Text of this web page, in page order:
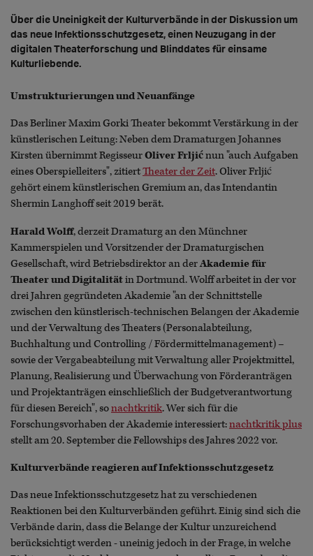
Über die Uneinigkeit der Kulturverbände in der Diskussion um
das neue Infektionsschutzgesetz, einen Neuzugang in der
digitalen Theaterforschung und Blinddates für einsame
Kulturliebende.
Umstrukturierungen und Neuanfänge
Das Berliner Maxim Gorki Theater bekommt Verstärkung in der
künstlerischen Leitung: Neben dem Dramaturgen Johannes
Kirsten übernimmt RegisseurOliver Frljićnun "auch Aufgaben
eines Oberspielleiters", zitiertTheater der Zeit. Oliver Frljić
gehört einem künstlerischen Gremium an, das Intendantin
Shermin Langhoff seit 2019 berät.
Harald Wolff, derzeit Dramaturg an den Münchner
Kammerspielen und Vorsitzender der Dramaturgischen
Gesellschaft, wird Betriebsdirektor an derAkademie für
Theater und Digitalitätin Dortmund. Wolff arbeitet in der vor
drei Jahren gegründeten Akademie "an der Schnittstelle
zwischen den künstlerisch-technischen Belangen der Akademie
und der Verwaltung des Theaters (Personalabteilung,
Buchhaltung und Controlling / Fördermittelmanagement) –
sowie der Vergabeabteilung mit Verwaltung aller Projektmittel,
Planung, Realisierung und Überwachung von Förderanträgen
und Projektanträgen einschließlich der Budgetverantwortung
für diesen Bereich", sonachtkritik. Wer sich für die
Forschungsvorhaben der Akademie interessiert:nachtkritik plus
stellt am 20. September die Fellowships des Jahres 2022 vor.
Kulturverbände reagieren auf Infektionsschutzgesetz
Das neue Infektionsschutzgesetz hat zu verschiedenen
Reaktionen bei den Kulturverbänden geführt. Einig sind sich die
Verbände darin, dass die Belange der Kultur unzureichend
berücksichtigt werden - uneinig jedoch in der Frage, in welche